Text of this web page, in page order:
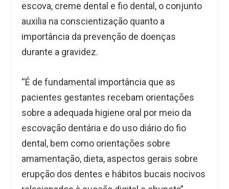
escova, creme dental e fio dental, o conjunto
auxilia na conscientização quanto a
importância da prevenção de doenças
durante a gravidez.
“É de fundamental importância que as
pacientes gestantes recebam orientações
sobre a adequada higiene oral por meio da
escovação dentária e do uso diário do fio
dental, bem como orientações sobre
amamentação, dieta, aspectos gerais sobre
erupção dos dentes e hábitos bucais nocivos